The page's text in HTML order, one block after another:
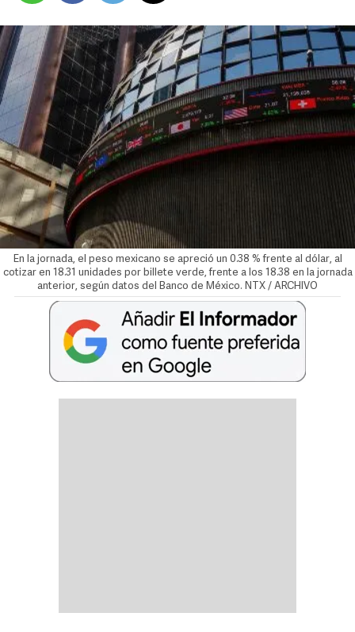
En la jornada, el peso mexicano se apreció un 0.38 % frente al dólar, al
cotizar en 18.31 unidades por billete verde, frente a los 18.38 en la jornada
anterior, según datos del Banco de México. NTX / ARCHIVO